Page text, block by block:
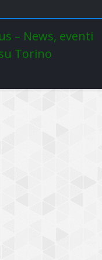
– News, eventi
Torino